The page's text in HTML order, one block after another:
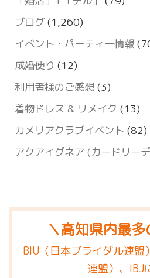
ブログ (1,260)
イベント・パーティー情報
成婚便り (12)
利用者様のご感想 (3)
着物ドレス & リメイク (13)
カメリアクラブイベント (82)
アクアイグネア (カードリー
＼高知県内最
BIU（日本ブライダル連盟
連盟）、IBJ